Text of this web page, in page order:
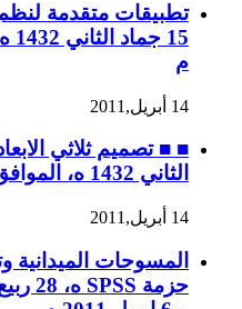
م
14 أبريل,2011
الثاني 1432 ه، الموافق 30 أبريل – 4 مايو 2011 م
14 أبريل,2011
المسوحات الميدانية